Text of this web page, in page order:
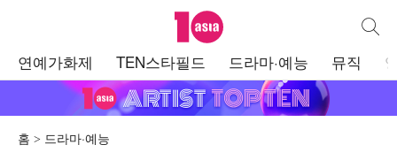
텐아시아 통합
연예가화제 TEN스타필드 드라마·예능 뮤직
홈 드라마·예능